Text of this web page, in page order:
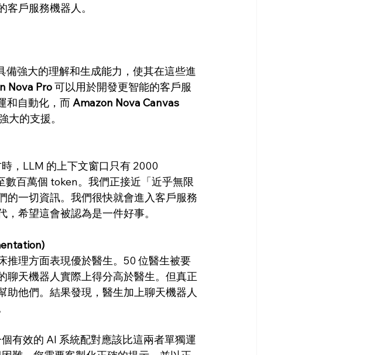
戶服務機器人。
備強大的理解和生成能力，使其在這些進
Nova Pro 可以用於開發更智能的客戶服
和自動化，而 Amazon Nova Canvas
大的支援。
，LLM 的上下文窗口只有 2000
百萬個 token。我們正接近「近乎無限
的一切資訊。我們很快就會進入客戶服務
希望這會被認為是一件好事。
推理方面表現優於醫生。50 位醫生被要
聊天機器人實際上得分高於醫生。但真正
他們。結果發現，醫生加上聊天機器人
有效的 AI 系統配對應該比這兩者單獨運